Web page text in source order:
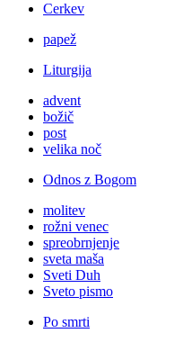
Cerkev
papež
Liturgija
advent
božič
post
velika noč
Odnos z Bogom
molitev
rožni venec
spreobrnjenje
sveta maša
Sveti Duh
Sveto pismo
Po smrti